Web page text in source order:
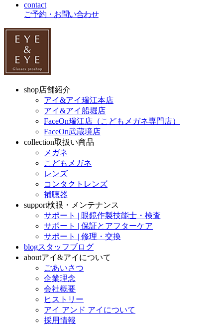
contact
ご予約・お問い合わせ
shop店舗紹介
アイ&アイ瑞江本店
アイ&アイ船堀店
FaceOn瑞江店（こどもメガネ専門店）
FaceOn武蔵境店
collection取扱い商品
メガネ
こどもメガネ
レンズ
コンタクトレンズ
補聴器
support検眼・メンテナンス
サポート | 眼鏡作製技能士・検査
サポート | 保証とアフターケア
サポート | 修理・交換
blogスタッフブログ
aboutアイ&アイについて
ごあいさつ
企業理念
会社概要
ヒストリー
アイ アンド アイについて
採用情報